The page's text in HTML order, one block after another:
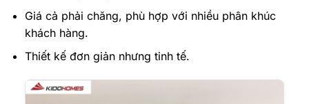
Giá cả phải chăng, phù hợp với nhiều phân khúc
khách hàng.
Thiết kế đơn giản nhưng tinh tế.